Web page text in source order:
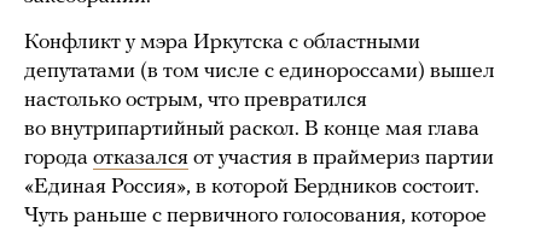
Конфликт у мэра Иркутска с областными
депутатами (в том числе с единороссами) вышел
настолько острым, что превратился
во внутрипартийный раскол. В конце мая глава
города отказался от участия в праймериз партии
«Единая Россия», в которой Бердников состоит.
Чуть раньше с первичного голосования, которое